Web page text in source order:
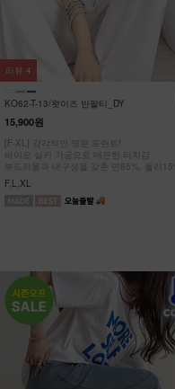
KO62-T-13/왓이즈 반팔티_DY
15,900원
[F-XL] 감각적인 영문 프린트!
바이오 실키 가공으로 매끈한 터치감
부드러움과 내구성을 갖춘 면85%, 폴리15%
#NAK MADE.
F,L,XL
리뷰 4